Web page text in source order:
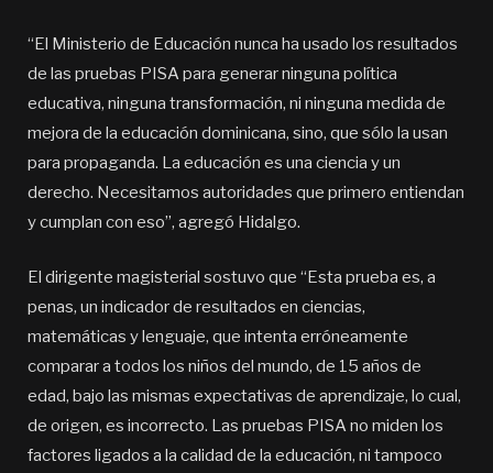
“El Ministerio de Educación nunca ha usado los resultados
de las pruebas PISA para generar ninguna política
educativa, ninguna transformación, ni ninguna medida de
mejora de la educación dominicana, sino, que sólo la usan
para propaganda. La educación es una ciencia y un
derecho. Necesitamos autoridades que primero entiendan
y cumplan con eso”, agregó Hidalgo.
El dirigente magisterial sostuvo que “Esta prueba es, a
penas, un indicador de resultados en ciencias,
matemáticas y lenguaje, que intenta erróneamente
comparar a todos los niños del mundo, de 15 años de
edad, bajo las mismas expectativas de aprendizaje, lo cual,
de origen, es incorrecto. Las pruebas PISA no miden los
factores ligados a la calidad de la educación, ni tampoco